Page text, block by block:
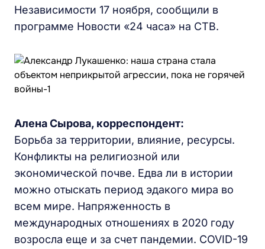
Независимости 17 ноября, сообщили в
программе Новости «24 часа» на СТВ.
Алена Сырова, корреспондент:
Борьба за территории, влияние, ресурсы.
Конфликты на религиозной или
экономической почве. Едва ли в истории
можно отыскать период эдакого мира во
всем мире. Напряженность в
международных отношениях в 2020 году
возросла еще и за счет пандемии. COVID-19